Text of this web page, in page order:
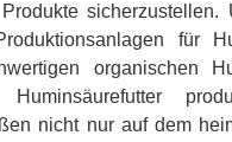
für
organischen
nicht nur auf dem